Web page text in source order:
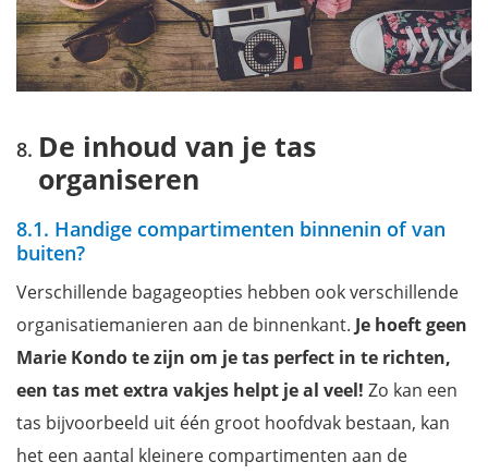
De inhoud van je tas
organiseren
8.1. Handige compartimenten binnenin of van
buiten?
Verschillende bagageopties hebben ook verschillende
organisatiemanieren aan de binnenkant. Je hoeft geen
Marie Kondo te zijn om je tas perfect in te richten,
een tas met extra vakjes helpt je al veel! Zo kan een
tas bijvoorbeeld uit één groot hoofdvak bestaan, kan
het een aantal kleinere compartimenten aan de